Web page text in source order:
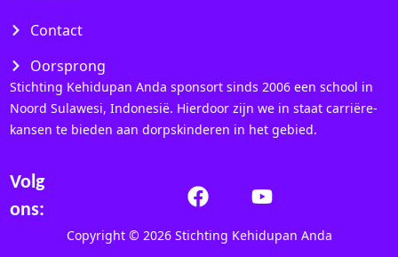
Contact
Oorsprong
Stichting Kehidupan Anda sponsort sinds 2006 een school in
Noord Sulawesi, Indonesië. Hierdoor zijn we in staat carriëre-
kansen te bieden aan dorpskinderen in het gebied.
Volg
ons:
Copyright © 2026 Stichting Kehidupan Anda